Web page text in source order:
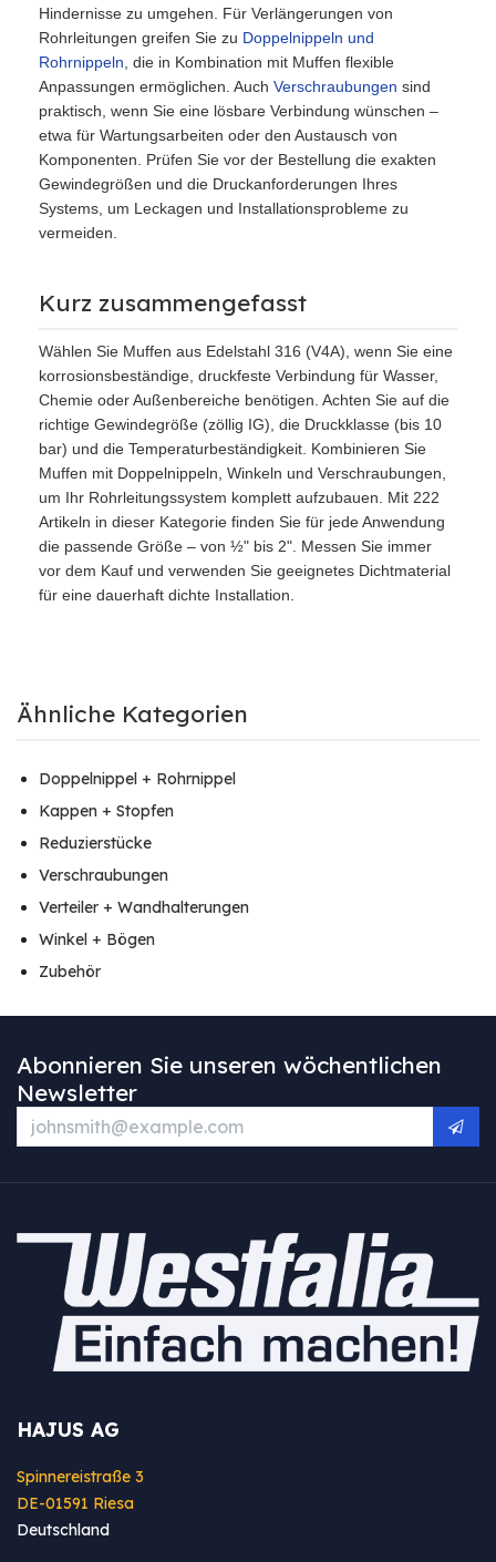
Hindernisse zu umgehen. Für Verlängerungen von
Rohrleitungen greifen Sie zu Doppelnippeln und
Rohrnippeln , die in Kombination mit Muffen flexible
Anpassungen ermöglichen. Auch Verschraubungen sind
praktisch, wenn Sie eine lösbare Verbindung wünschen –
etwa für Wartungsarbeiten oder den Austausch von
Komponenten. Prüfen Sie vor der Bestellung die exakten
Gewindegrößen und die Druckanforderungen Ihres
Systems, um Leckagen und Installationsprobleme zu
vermeiden.
Kurz zusammengefasst
Wählen Sie Muffen aus Edelstahl 316 (V4A), wenn Sie eine
korrosionsbeständige, druckfeste Verbindung für Wasser,
Chemie oder Außenbereiche benötigen. Achten Sie auf die
richtige Gewindegröße (zöllig IG), die Druckklasse (bis 10
bar) und die Temperaturbeständigkeit. Kombinieren Sie
Muffen mit Doppelnippeln, Winkeln und Verschraubungen,
um Ihr Rohrleitungssystem komplett aufzubauen. Mit 222
Artikeln in dieser Kategorie finden Sie für jede Anwendung
die passende Größe – von ½" bis 2". Messen Sie immer
vor dem Kauf und verwenden Sie geeignetes Dichtmaterial
für eine dauerhaft dichte Installation.
Ähnliche Kategorien
Doppelnippel + Rohrnippel
Kappen + Stopfen
Reduzierstücke
Verschraubungen
Verteiler + Wandhalterungen
Winkel + Bögen
Zubehör
Abonnieren Sie unseren wöchentlichen
Newsletter
HAJUS AG
Spinnereistraße 3
DE-01591 Riesa
Deutschland